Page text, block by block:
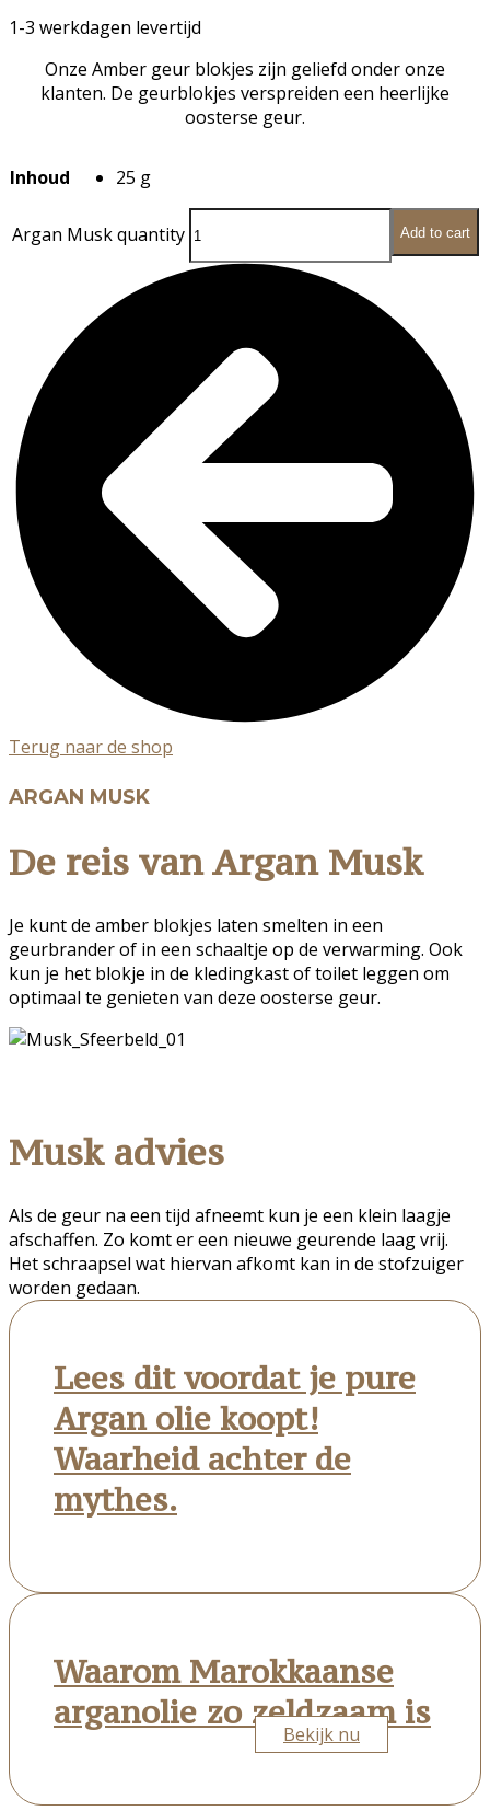
1-3 werkdagen levertijd
Onze Amber geur blokjes zijn geliefd onder onze
klanten. De geurblokjes verspreiden een heerlijke
oosterse geur.
Inhoud 25 g
Argan Musk quantity Add to cart
Terug naar de shop
ARGAN MUSK
De reis van Argan Musk
Je kunt de amber blokjes laten smelten in een
geurbrander of in een schaaltje op de verwarming. Ook
kun je het blokje in de kledingkast of toilet leggen om
optimaal te genieten van deze oosterse geur.
Musk advies
Als de geur na een tijd afneemt kun je een klein laagje
afschaffen. Zo komt er een nieuwe geurende laag vrij.
Het schraapsel wat hiervan afkomt kan in de stofzuiger
worden gedaan.
Lees dit voordat je pure
Argan olie koopt!
Waarheid achter de
mythes.
Bekijk nu
Waarom Marokkaanse
arganolie zo zeldzaam is